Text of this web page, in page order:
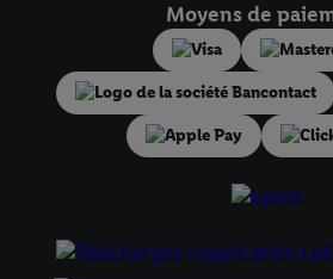
Moyens de
pour l’avenir dans notredéclaration
Vous trouverez les impressions